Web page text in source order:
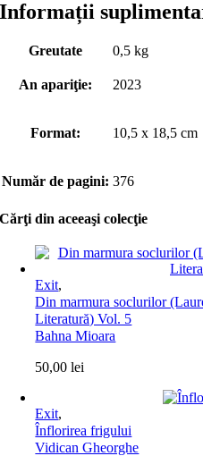
Informații
Greutate 0,5 kg
An apariţie: 2023
Format: 10,5 x 18,5 cm
Număr de pagini: 376
Cărţi din aceeaşi colecţie
Exit,
Din marmura soclurilor
Literatură) Vol. 5
Bahna Mioara
50,00lei
Exit,
Înflorirea frigului
Vidican Gheorghe